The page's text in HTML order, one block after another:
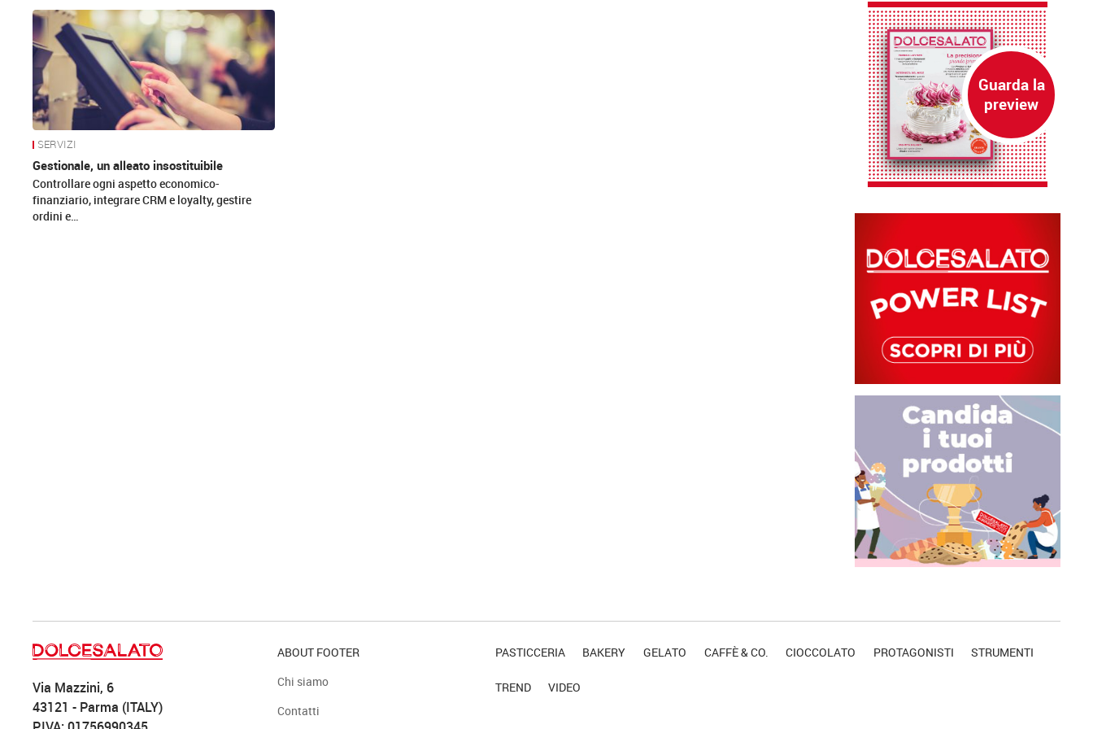
News
SERVIZI
Gestionale, un alleato insostituibile
Controllare ogni aspetto economico-
finanziario, integrare CRM e loyalty, gestire
ordini e…
Via Mazzini, 6
43121 - Parma (ITALY)
ABOUT FOOTER
Chi siamo
Contatti
PASTICCERIA BAKERY GELATO CAFFÈ & CO. CIOCCOLATO PROTAGONISTI STRUMENTI
TREND VIDEO